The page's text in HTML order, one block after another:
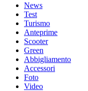
News
Test
Turismo
Anteprime
Scooter
Green
Abbigliamento
Accessori
Foto
Video